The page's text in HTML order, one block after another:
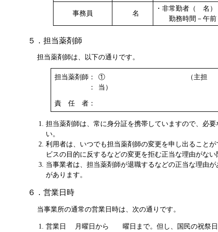
事務員 名
・非常勤者（ 名）
勤務時間－午前
５．担当薬剤師
担当薬剤師は、以下の通りです。
担当薬剤師：
：
① （主担
当）
責 任 者：
担当薬剤師は、常に身分証を携帯していますので、必
い。
利用者は、いつでも担当薬剤師の変更を申し出ること
ビスの目的に反するなどの変更を拒む正当な理由がな
当事業者は、担当薬剤師が退職するなどの正当な理由
があります。
６．営業日時
当事業所の通常の営業日時は、次の通りです。
営業日 月曜日から 曜日まで。但し、国民の祝祭日